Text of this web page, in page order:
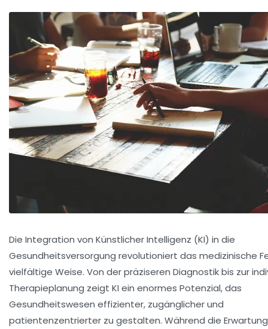
Die Integration von Künstlicher Intelligenz (KI) in die
Gesundheitsversorgung revolutioniert das medizinische
vielfältige Weise. Von der präziseren Diagnostik bis zur
Therapieplanung zeigt KI ein enormes Potenzial, das
Gesundheitswesen effizienter, zugänglicher und
patientenzentrierter zu gestalten. Während die